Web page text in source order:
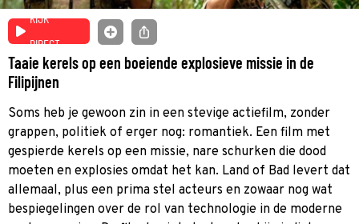
KIJK
DIRECT
Taaie kerels op een boeiende explosieve missie in de
Filipijnen
Soms heb je gewoon zin in een stevige actiefilm, zonder
grappen, politiek of erger nog: romantiek. Een film met
gespierde kerels op een missie, nare schurken die dood
moeten en explosies omdat het kan. Land of Bad levert dat
allemaal, plus een prima stel acteurs en zowaar nog wat
bespiegelingen over de rol van technologie in de moderne